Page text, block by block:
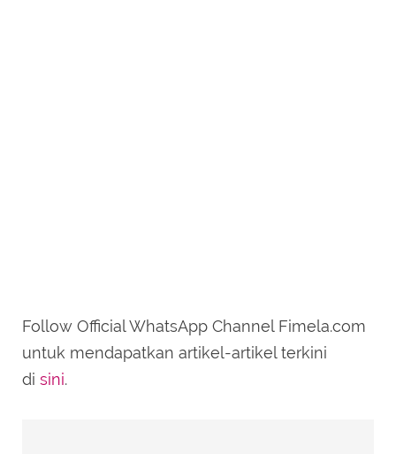
Follow Official WhatsApp Channel Fimela.com
untuk mendapatkan artikel-artikel terkini
di sini.